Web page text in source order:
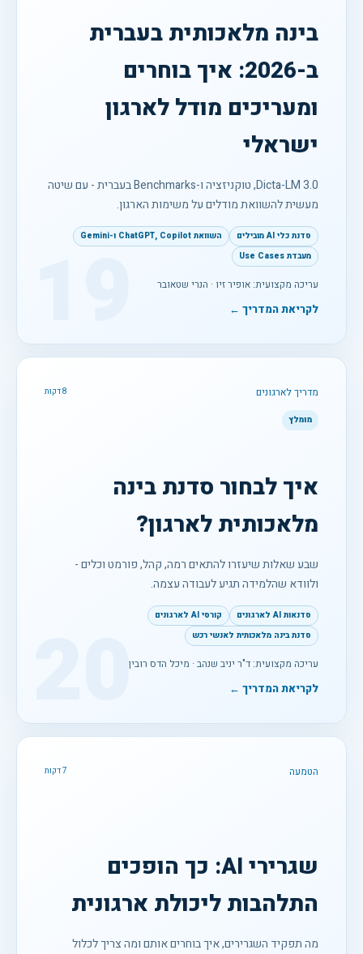
בינה מלאכותית בעברית
ב-2026: איך בוחרים
ומעריכים מודל לארגון
ישראלי
Dicta-LM 3.0, טוקניזציה ו-Benchmarks בעברית - עם שיטה
מעשית להשוואת מודלים על משימות הארגון.
סדנת כלי AI מובילים
השוואת ChatGPT, Copilot ו-Gemini
מעבדת Use Cases
עריכה מקצועית: אופיר זיו · הנרי שטאובר
לקריאת המדריך ←
מדריך לארגונים 8 דקות
מומלץ
איך לבחור סדנת בינה
מלאכותית לארגון?
שבע שאלות שיעזרו להתאים רמה, קהל, פורמט וכלים -
ולוודא שהלמידה תגיע לעבודה עצמה.
סדנאות AI לארגונים
קורסי AI לארגונים
סדנת בינה מלאכותית לאנשי רכש
עריכה מקצועית: ד"ר יניב שנהב · מיכל הדס רובין
לקריאת המדריך ← 20
הטמעה 7 דקות
שגרירי AI: כך הופכים
התלהבות ליכולת ארגונית
מה תפקיד השגרירים, איך בוחרים אותם ומה צריך לכלול